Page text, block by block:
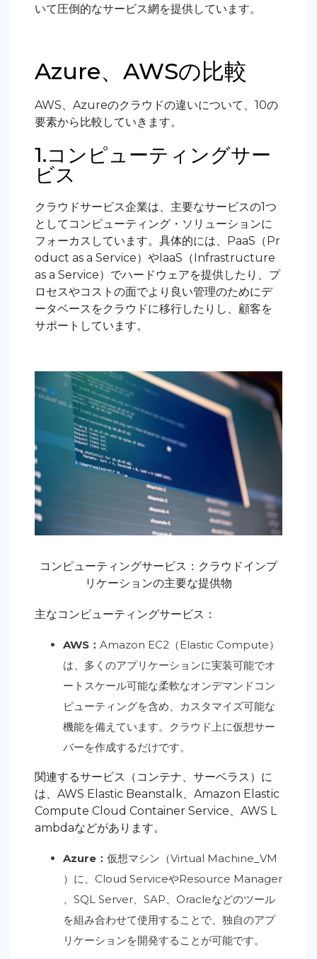
いて圧倒的なサービス網を提供しています。
Azure、AWSの比較
AWS、Azureのクラウドの違いについて、10の
要素から比較していきます。
1.コンピューティングサー
ビス
クラウドサービス企業は、主要なサービスの1つ
としてコンピューティング・ソリューションに
フォーカスしています。具体的には、PaaS（Pr
oduct as a Service）やIaaS（Infrastructure
as a Service）でハードウェアを提供したり、プ
ロセスやコストの面でより良い管理のためにデ
ータベースをクラウドに移行したりし、顧客を
サポートしています。
コンピューティングサービス：クラウドインプ
リケーションの主要な提供物
主なコンピューティングサービス：
AWS： Amazon EC2（Elastic Compute）
は、多くのアプリケーションに実装可能でオ
ートスケール可能な柔軟なオンデマンドコン
ピューティングを含め、カスタマイズ可能な
機能を備えています。クラウド上に仮想サー
バーを作成するだけです。
関連するサービス（コンテナ、サーベラス）に
は、AWS Elastic Beanstalk、Amazon Elastic
Compute Cloud Container Service、AWS L
ambdaなどがあります。
Azure： 仮想マシン（Virtual Machine_VM
）に、Cloud ServiceやResource Manager
、SQL Server、SAP、Oracleなどのツール
を組み合わせて使用することで、独自のアプ
リケーションを開発することが可能です。